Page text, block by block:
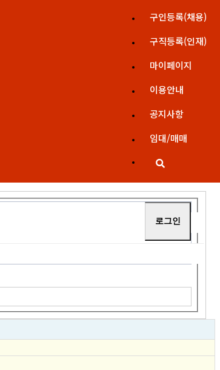
구인등록(채용)
구직등록(인재)
마이페이지
이용안내
공지사항
임대/매매